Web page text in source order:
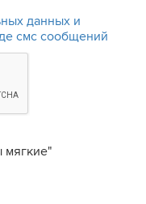
данных и
смс сообщений
мягкие"